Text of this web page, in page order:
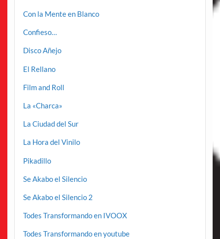
Con la Mente en Blanco
Confieso…
Disco Añejo
El Rellano
Film and Roll
La «Charca»
La Ciudad del Sur
La Hora del Vinilo
Pikadillo
Se Akabo el Silencio
Se Akabo el Silencio 2
Todes Transformando en IVOOX
Todes Transformando en youtube